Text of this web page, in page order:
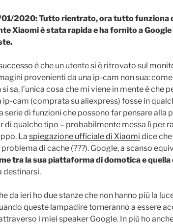
01/2020: Tutto rientrato, ora tutto funziona
Xiaomi è stata rapida e ha fornito a Google
è che un utente si è ritrovato sul
provenienti da una ip-cam non sua:
sa, l’unica cosa che mi viene in mente è che
ip-cam (comprata su aliexpress) fosse in
serie di funzioni che possono far pensare alla
di qualche tipo – probabilmente messa lì per
La spiegazione ufficiale di Xiaomi dice che
di cache (???). Google, a scanso
tra la sua piattaforma di domotica e quella
destinarsi.
da ieri ho due stanze che non hanno più la
queste lampadire torneranno a essere
i miei speaker Google. In più ho